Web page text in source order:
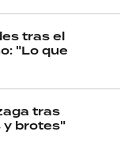
tras el
"Lo que
tras
y brotes"